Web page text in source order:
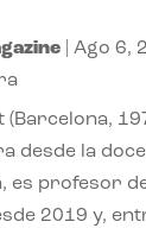
| Ago 6,
(Barcelona,
desde la
es profesor
2019 y,